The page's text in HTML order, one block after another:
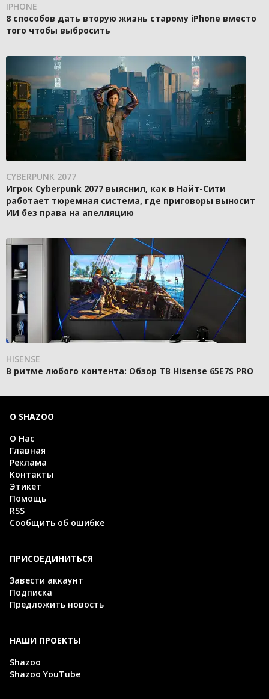
IPHONE
8 способов дать вторую жизнь старому iPhone вместо
того чтобы выбросить
CYBERPUNK 2077
Игрок Cyberpunk 2077 выяснил, как в Найт-Сити
работает тюремная система, где приговоры выносит
ИИ без права на апелляцию
HISENSE
В ритме любого контента: Обзор ТВ Hisense 65E7S PRO
О SHAZOO
О Нас
Главная
Реклама
Контакты
Этикет
Помощь
RSS
Сообщить об ошибке
ПРИСОЕДИНИТЬСЯ
Завести аккаунт
Подписка
Предложить новость
НАШИ ПРОЕКТЫ
Shazoo
Shazoo YouTube